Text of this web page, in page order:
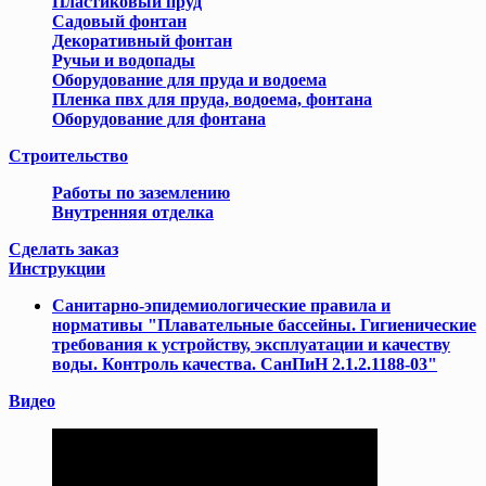
Садовый фонтан
Декоративный фонтан
Ручьи и водопады
Оборудование для пруда и водоема
Пленка пвх для пруда, водоема, фонтана
Оборудование для фонтана
Cтроительство
Работы по заземлению
Внутренняя отделка
Сделать заказ
Инструкции
Cанитарно-эпидемиологические правила и
нормативы "Плавательные бассейны. Гигиенические
требования к устройству, эксплуатации и качеству
воды. Контроль качества. СанПиН 2.1.2.1188-03"
Видео